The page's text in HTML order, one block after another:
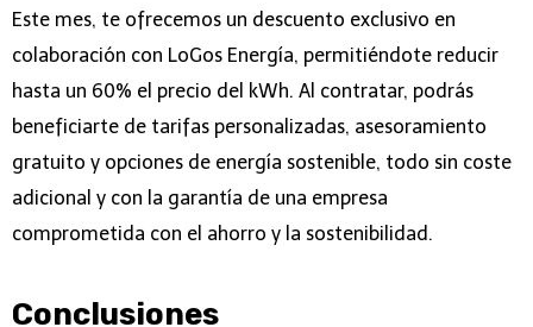
Este mes, te ofrecemos un descuento exclusivo en
colaboración con LoGos Energía, permitiéndote reducir
hasta un 60% el precio del kWh. Al contratar, podrás
beneficiarte de tarifas personalizadas, asesoramiento
gratuito y opciones de energía sostenible, todo sin coste
adicional y con la garantía de una empresa
comprometida con el ahorro y la sostenibilidad.
Conclusiones